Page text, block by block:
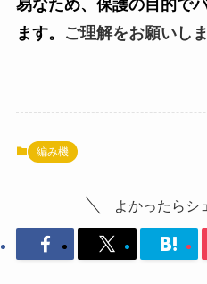
易なため、保護の目的で
ます。
ご理解をお願いしま
編み機
よかったらシ